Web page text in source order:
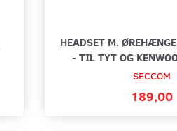
HEADSET M.
- TIL TYT OG
SECCOM
189,00